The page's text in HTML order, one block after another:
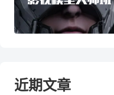
近期文章